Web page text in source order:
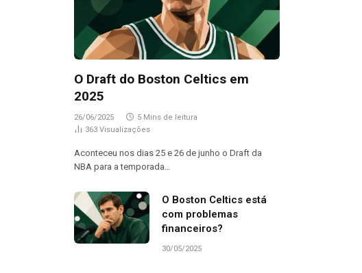
O Draft do Boston Celtics em
2025
26/06/2025
5 Mins de leitura
363 Visualizações
Aconteceu nos dias 25 e 26 de junho o Draft da
NBA para a temporada…
O Boston Celtics está
com problemas
financeiros?
30/05/2025